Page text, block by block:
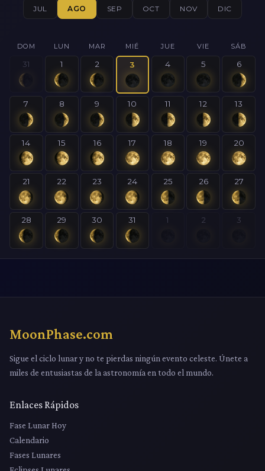
JUL AGO SEP OCT NOV DIC
DOM LUN MAR MIÉ JUE VIE SÁB
31 1 2 3 4 5 6
7 8 9 10 11 12 13
14 15 16 17 18 19 20
21 22 23 24 25 26 27
28 29 30 31 1 2 3
MoonPhase.com
Sigue el ciclo lunar y no te pierdas ningún evento celeste. Únete a
miles de entusiastas de la astronomía en todo el mundo.
Enlaces Rápidos
Fase Lunar Hoy
Calendario
Fases Lunares